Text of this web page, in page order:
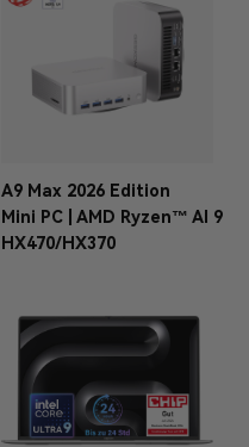
A9 Max 2026 Edition
Mini PC | AMD Ryzen™ AI 9
HX470/HX370